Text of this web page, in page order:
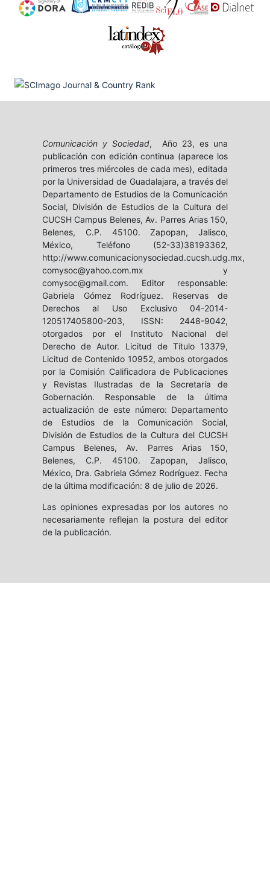
Comunicación y Sociedad, Año 23, es una
publicación con edición continua (aparece los
primeros tres miércoles de cada mes), editada
por la Universidad de Guadalajara, a través del
Departamento de Estudios de la Comunicación
Social, División de Estudios de la Cultura del
CUCSH Campus Belenes, Av. Parres Arias 150,
Belenes, C.P. 45100. Zapopan, Jalisco,
México, Teléfono (52-33)38193362,
http://www.comunicacionysociedad.cucsh.udg.mx,
comysoc@yahoo.com.mx y
comysoc@gmail.com. Editor responsable:
Gabriela Gómez Rodríguez. Reservas de
Derechos al Uso Exclusivo 04-2014-
120517405800-203, ISSN: 2448-9042,
otorgados por el Instituto Nacional del
Derecho de Autor. Licitud de Título 13379,
Licitud de Contenido 10952, ambos otorgados
por la Comisión Calificadora de Publicaciones
y Revistas Ilustradas de la Secretaría de
Gobernación. Responsable de la última
actualización de este número: Departamento
de Estudios de la Comunicación Social,
División de Estudios de la Cultura del CUCSH
Campus Belenes, Av. Parres Arias 150,
Belenes, C.P. 45100. Zapopan, Jalisco,
México, Dra. Gabriela Gómez Rodríguez. Fecha
de la última modificación: 8 de julio de 2026.
Las opiniones expresadas por los autores no
necesariamente reflejan la postura del editor
de la publicación.